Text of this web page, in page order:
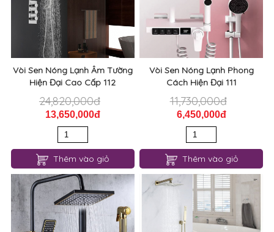
Vòi Sen Nóng Lạnh Âm Tường
Hiện Đại Cao Cấp 112
24,820,000đ
13,650,000đ
Thêm vào giỏ
Vòi Sen Nóng Lạnh Phong
Cách Hiện Đại 111
11,730,000đ
6,450,000đ
Thêm vào giỏ